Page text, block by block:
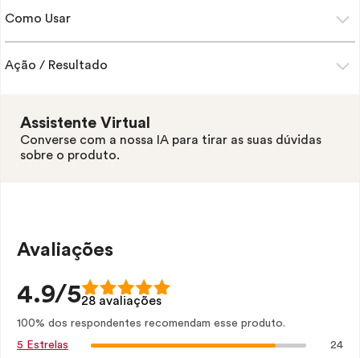
Como Usar
Ação / Resultado
Assistente Virtual
Converse com a nossa IA para tirar as suas dúvidas
sobre o produto.
Avaliações
4.9/528 avaliações
100% dos respondentes recomendam esse produto.
5 Estrelas
24